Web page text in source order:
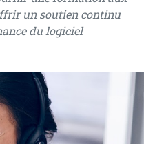
un soutien continu
du logiciel